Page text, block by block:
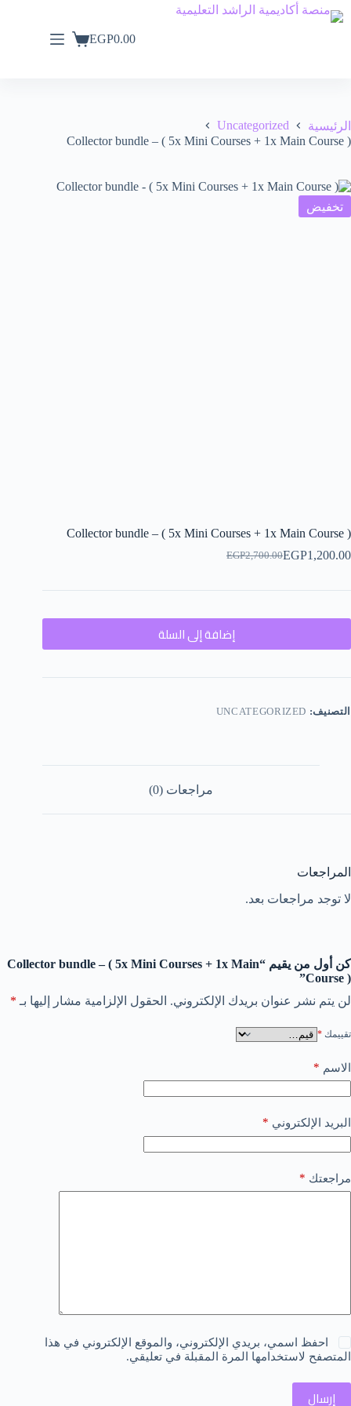
EGP0.00
الرئيسية
Uncategorized
Collector bundle – ( 5x Mini Courses + 1x Main Course )
تخفيض
Collector bundle – ( 5x Mini Courses + 1x Main Course )
EGP2,700.00EGP1,200.00
إضافة إلى السلة
التصنيف: UNCATEGORIZED
مراجعات (0)
المراجعات
لا توجد مراجعات بعد.
كن أول من يقيم “Collector bundle – ( 5x Mini Courses + 1x Main
Course )”
لن يتم نشر عنوان بريدك الإلكتروني. الحقول الإلزامية مشار إليها بـ *
تقييمك *
الاسم *
البريد الإلكتروني *
مراجعتك *
احفظ اسمي، بريدي الإلكتروني، والموقع الإلكتروني في هذا
المتصفح لاستخدامها المرة المقبلة في تعليقي.
إرسال